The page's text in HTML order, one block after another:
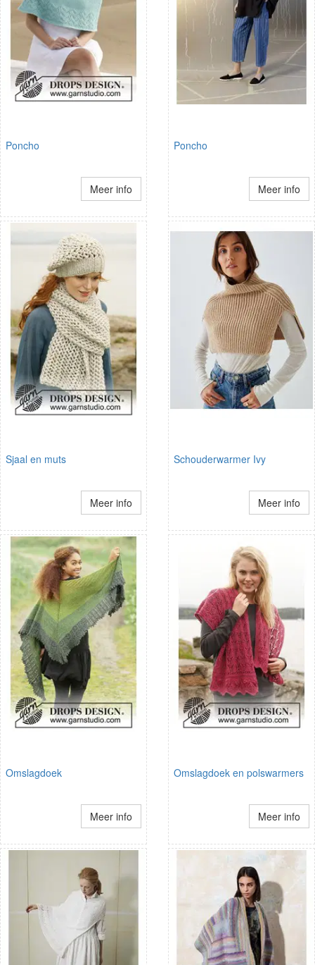
Poncho
Meer info
Poncho
Meer info
Sjaal en muts
Meer info
Schouderwarmer Ivy
Meer info
Omslagdoek
Meer info
Omslagdoek en polswarmers
Meer info